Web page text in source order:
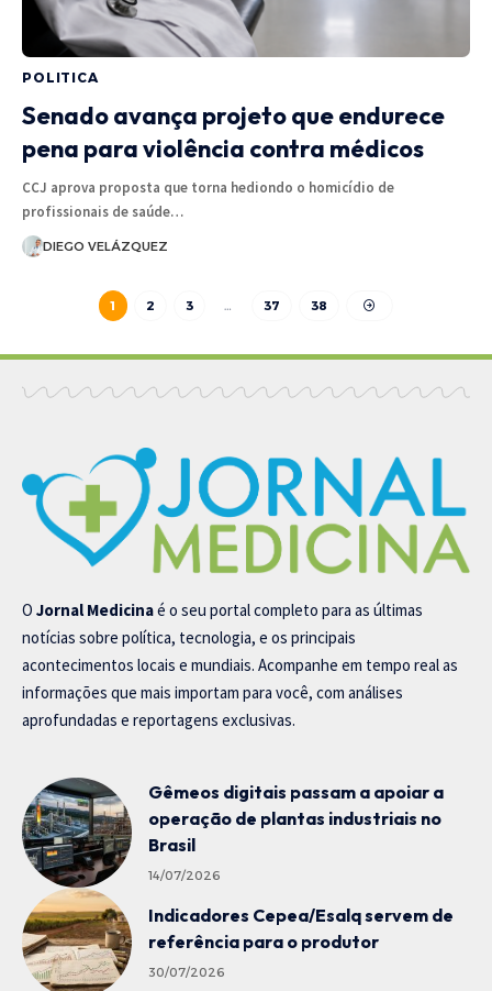
POLITICA
Senado avança projeto que endurece
pena para violência contra médicos
CCJ aprova proposta que torna hediondo o homicídio de
profissionais de saúde…
DIEGO VELÁZQUEZ
1 2 3 … 37 38
O Jornal Medicinaé o seu portal completo para as últimas
notícias sobre política, tecnologia, e os principais
acontecimentos locais e mundiais. Acompanhe em tempo real as
informações que mais importam para você, com análises
aprofundadas e reportagens exclusivas.
Gêmeos digitais passam a apoiar a
operação de plantas industriais no
Brasil
14/07/2026
Indicadores Cepea/Esalq servem de
referência para o produtor
30/07/2026